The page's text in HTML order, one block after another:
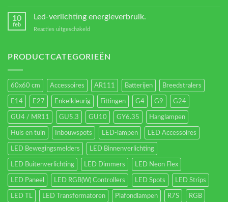
led
10
feb
Led-verlichting energieverbruik.
Reacties uitgeschakeld
energieverbruik.
PRODUCTCATEGORIEËN
60x60 cm Accessoires AR111 Batterijen Breedstralers
E14 E27 Enkelkleurig Fittingen G4 G9 G24
GU4 / MR11 GU5.3 GU10 GY6.35 Hanglampen
Huis en tuin Inbouwspots LED-lampen LED Accessoires
LED Bewegingsmelders LED Binnenverlichting
LED Buitenverlichting LED Dimmers LED Neon Flex
LED Paneel LED RGB(W) Controllers LED Spots LED Strips
LED TL LED Transformatoren Plafondlampen R7S RGB